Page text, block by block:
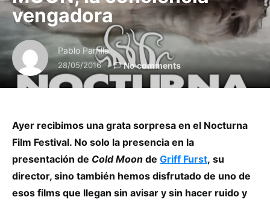
vengadora
Pablo Parrilla
28/05/2016 No comments
Ayer recibimos una grata sorpresa en el Nocturna
Film Festival. No solo la presencia en la
presentación de Cold Moon de Griff Furst, su
director, sino también hemos disfrutado de uno de
esos films que llegan sin avisar y sin hacer ruido y